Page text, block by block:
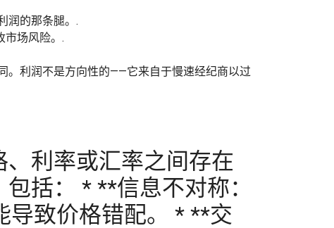
润的那条腿。.
市场风险。.
。利润不是方向性的——它来自于慢速经纪商以过
利率或汇率之间存在
括： * **信息不对称：
导致价格错配。 * **交